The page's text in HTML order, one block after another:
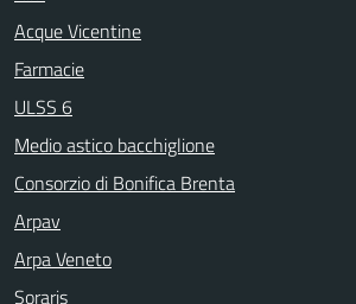
Acque Vicentine
Farmacie
ULSS 6
Medio astico bacchiglione
Consorzio di Bonifica Brenta
Arpav
Arpa Veneto
Soraris